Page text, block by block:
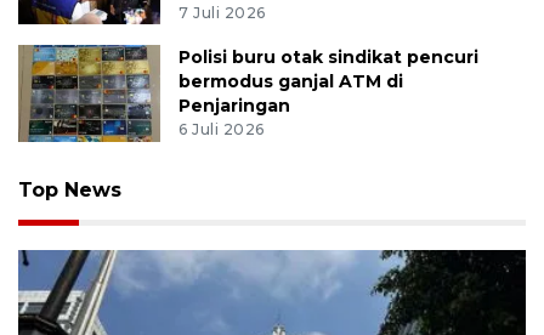
7 Juli 2026
Polisi buru otak sindikat pencuri
bermodus ganjal ATM di
Penjaringan
6 Juli 2026
Top News